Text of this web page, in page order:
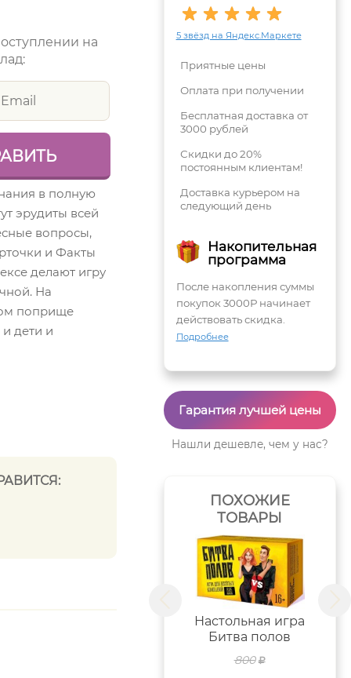
5 звёзд на Яндекс.Маркете
Приятные цены
Оплата при получении
Бесплатная доставка от
3000 рублей
Скидки до 20%
постоянным клиентам!
Доставка курьером на
следующий день
Накопительная
программа
После накопления суммы
покупок 3000Р начинает
действовать скидка.
Подробнее
Гарантия лучшей цены
Нашли дешевле, чем у нас?
ПОХОЖИЕ
ТОВАРЫ
Настольная игра
Битва полов
800
на
в полную
эрудиты всей
вопросы,
и Факты
делают игру
На
поприще
и дети и